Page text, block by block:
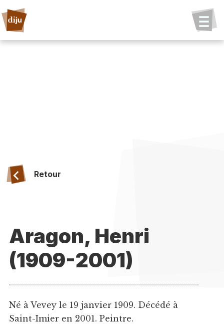
Retour
Aragon, Henri
(1909-2001)
Né à Vevey le 19 janvier 1909. Décédé à
Saint-Imier en 2001. Peintre.